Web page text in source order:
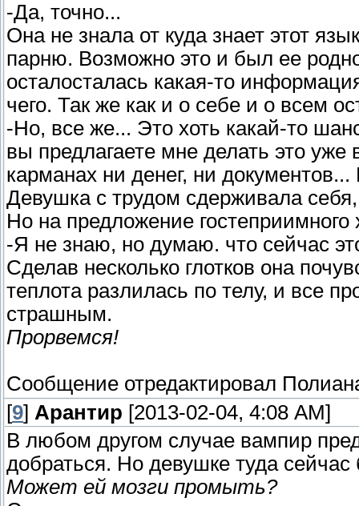
-Да, точно...
Она не знала от куда знает этот
парню. Возможно это и был ее
осталосталась какая-то
чего. Так же как и о себе и о всем
-Но, все же... Это хоть какай-то
вы предлагаете мне делать это
карманах ни денег, ни документов...
Девушка с трудом сдерживала
Но на предложение гостеприимного
-Я не знаю, но думаю. что сейчас
Сделав несколько глотков она
теплота разлилась по телу, и все
страшным.
Прорвемся!
Сообщение отредактировал
[9] Арантир [2013-02-04, 4:08 AM]
В любом другом случае вампир
добраться. Но девушке туда
Может ей мозги промыть?